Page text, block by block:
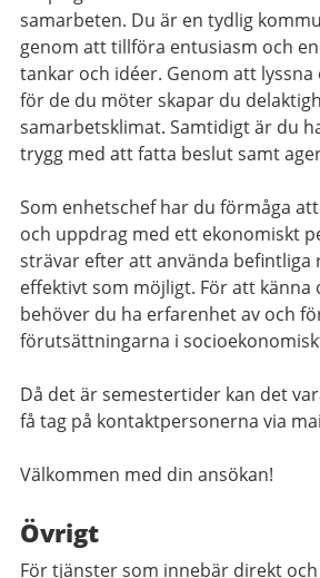
samarbeten. Du är en tydlig
genom att tillföra entusiasm och
tankar och idéer. Genom att lyssna
för de du möter skapar du
samarbetsklimat. Samtidigt är du
trygg med att fatta beslut samt
Som enhetschef har du förmåga
och uppdrag med ett ekonomiskt
strävar efter att använda befintliga
effektivt som möjligt. För att känna
behöver du ha erfarenhet av och
förutsättningarna i
Då det är semestertider kan det
få tag på kontaktpersonerna via
Välkommen med din ansökan!
Övrigt
För tjänster som innebär direkt